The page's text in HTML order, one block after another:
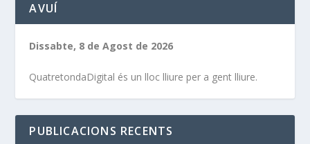
AVUÍ
Dissabte, 8 de Agost de 2026
QuatretondaDigital és un lloc lliure per a gent lliure.
PUBLICACIONS RECENTS